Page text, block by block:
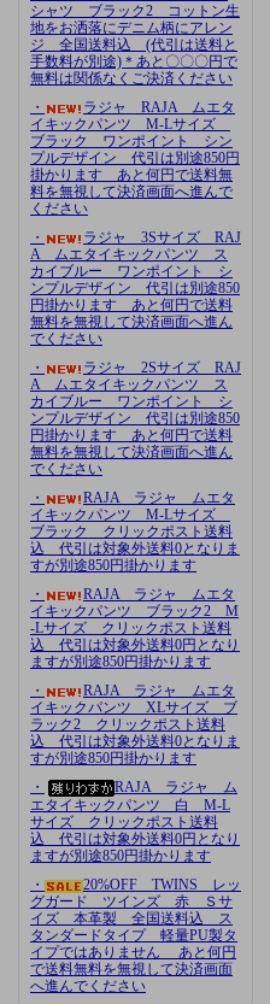
シャツ ブラック2 コットン生
地をお洒落にデニム柄にアレン
ジ 全国送料込 (代引は送料と
手数料が別途)＊あと〇〇〇円で
無料は関係なくご決済ください
・
ラジャ RAJA ムエタ
イキックパンツ M-Lサイズ
ブラック ワンポイント シン
プルデザイン 代引は別途850円
掛かります あと何円で送料無
料を無視して決済画面へ進んで
ください
・
ラジャ 3Sサイズ RAJ
A ムエタイキックパンツ ス
カイブルー ワンポイント シ
ンプルデザイン 代引は別途850
円掛かります あと何円で送料
無料を無視して決済画面へ進ん
でください
・
ラジャ 2Sサイズ RAJ
A ムエタイキックパンツ ス
カイブルー ワンポイント シ
ンプルデザイン 代引は別途850
円掛かります あと何円で送料
無料を無視して決済画面へ進ん
でください
・
RAJA ラジャ ムエタ
イキックパンツ M-Lサイズ
ブラック クリックポスト送料
込 代引は対象外送料0となりま
すが別途850円掛かります
・
RAJA ラジャ ムエタ
イキックパンツ ブラック2 M
-Lサイズ クリックポスト送料
込 代引は対象外送料0円となり
ますが別途850円掛かります
・
RAJA ラジャ ムエタ
イキックパンツ XLサイズ ブ
ラック2 クリックポスト送料
込 代引は対象外送料0となりま
すが別途850円掛かります
・
RAJA ラジャ ム
エタイキックパンツ 白 M-L
サイズ クリックポスト送料
込 代引は対象外送料0円となり
ますが別途850円掛かります
・
20%OFF TWINS レッ
グガード ツインズ 赤 Ｓサ
イズ 本革製 全国送料込 ス
タンダードタイプ 軽量PU製タ
イプではありません あと何円
で送料無料を無視して決済画面
へ進んでください